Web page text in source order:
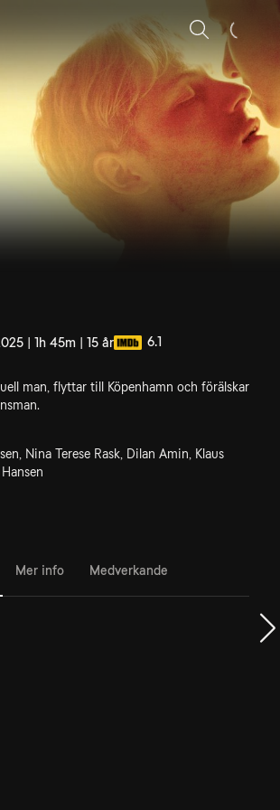
Sök
| 1h 45m | 15 år 6.1
man, flyttar till Köpenhamn och förälskar
Nina Terese Rask, Dilan Amin, Klaus
Mer info Medverkande